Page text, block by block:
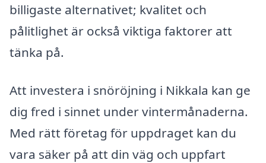
billigaste alternativet; kvalitet och
pålitlighet är också viktiga faktorer att
tänka på.
Att investera i snöröjning i Nikkala kan ge
dig fred i sinnet under vintermånaderna.
Med rätt företag för uppdraget kan du
vara säker på att din väg och uppfart